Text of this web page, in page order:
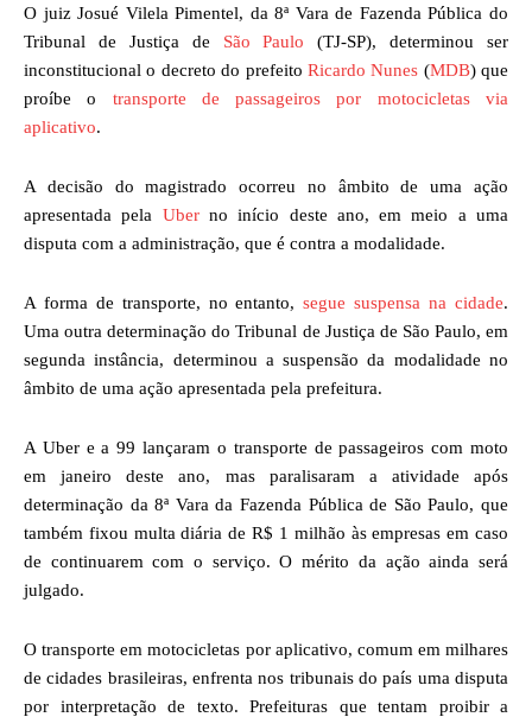
O juiz Josué Vilela Pimentel, da 8ª Vara de Fazenda Pública do
Tribunal de Justiça de São Paulo (TJ-SP), determinou ser
inconstitucional o decreto do prefeito Ricardo Nunes (MDB) que
proíbe o transporte de passageiros por motocicletas via
aplicativo.
A decisão do magistrado ocorreu no âmbito de uma ação
apresentada pela Uberno início deste ano, em meio a uma
disputa com a administração, que é contra a modalidade.
A forma de transporte, no entanto,segue suspensa na cidade.
Uma outra determinação do Tribunal de Justiça de São Paulo, em
segunda instância, determinou a suspensão da modalidade no
âmbito de uma ação apresentada pela prefeitura.
A Uber e a 99 lançaram o transporte de passageiros com moto
em janeiro deste ano, mas paralisaram a atividade após
determinação da 8ª Vara da Fazenda Pública de São Paulo, que
também fixou multa diária de R$ 1 milhão às empresas em caso
de continuarem com o serviço. O mérito da ação ainda será
julgado.
O transporte em motocicletas por aplicativo, comum em milhares
de cidades brasileiras, enfrenta nos tribunais do país uma disputa
por interpretação de texto. Prefeituras que tentam proibir a